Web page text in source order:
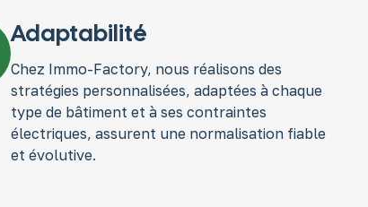
Adaptabilité
Chez Immo-Factory, nous réalisons des
stratégies personnalisées, adaptées à chaque
type de bâtiment et à ses contraintes
électriques, assurent une normalisation fiable
et évolutive.